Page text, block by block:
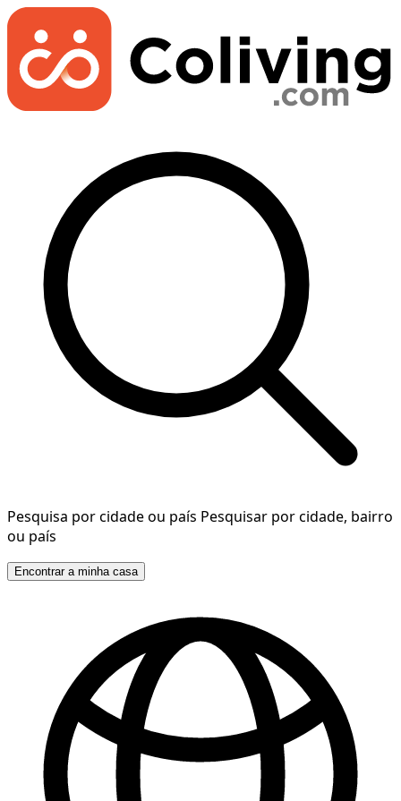
Pesquisa por cidade ou país Pesquisar por cidade, bairro
ou país
Encontrar a minha casa